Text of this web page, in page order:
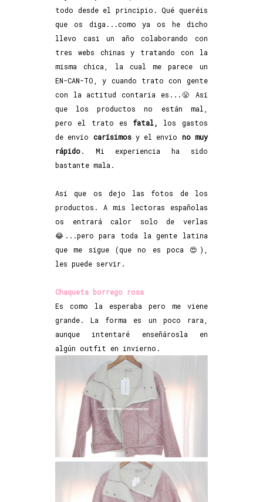
todo desde el principio. Qué queréis
que os diga...como ya os he dicho
llevo casi un año colaborando con
tres webs chinas y tratando con la
misma chica, la cual me parece un
EN-CAN-TO, y cuando trato con gente
con la actitud contaria es...😤 Así
que los productos no están mal,
pero el trato es fatal,
los gastos
de envío carísimosy el envío no muy
rápido. Mi experiencia ha sido
bastante mala.
Así que os dejo las fotos de los
productos. A mis lectoras españolas
os entrará calor solo de verlas
😂...pero para toda la gente latina
que me sigue (que no es poca 😍),
les puede servir.
Chaqueta borrego rosa
Es como la esperaba pero me viene
grande. La forma es un poco rara,
aunque intentaré enseñárosla en
algún outfit en invierno.